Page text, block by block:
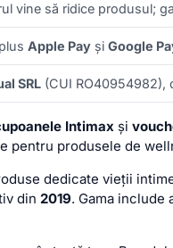
vine să ridice produsul;
Apple Pay și Google
SRL (CUI RO40954982),
Intimax și
pentru produsele de
dedicate vieții
din 2019. Gama